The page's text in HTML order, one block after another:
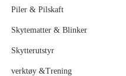
Piler & Pilskaft
Skytematter & Blinker
Skytterutstyr
verktøy &Trening